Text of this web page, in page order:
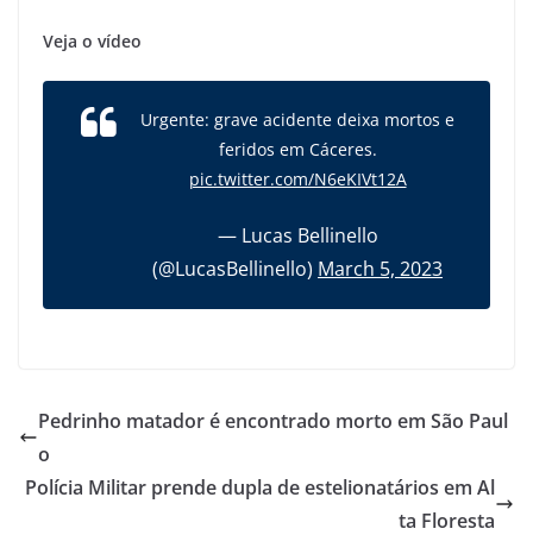
Veja o vídeo
Urgente: grave acidente deixa mortos e
feridos em Cáceres.
pic.twitter.com/N6eKIVt12A
— Lucas Bellinello
(@LucasBellinello) March 5, 2023
Pedrinho matador é encontrado morto em São Paul
o
Polícia Militar prende dupla de estelionatários em Al
ta Floresta